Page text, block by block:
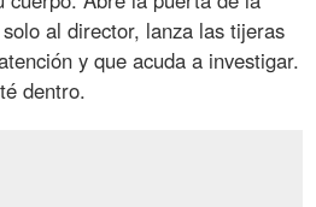
al director, lanza las tijeras
y que acuda a investigar.
dentro.